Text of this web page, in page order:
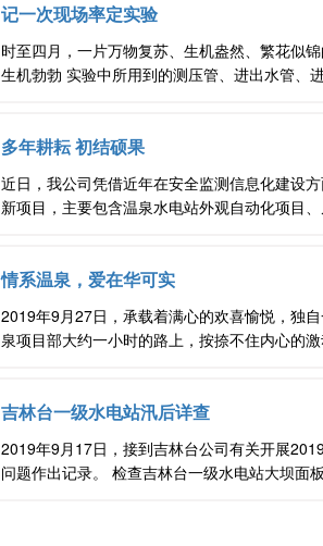
记一次现场率定实验
时至四月，一片万物复苏、生机盎然、繁花似
生机勃勃 实验中所用到的测压管、进出水管、
多年耕耘 初结硕果
近日，我公司凭借近年在安全监测信息化建设
新项目，主要包含温泉水电站外观自动化项目
情系温泉，爱在华可实
2019年9月27日，承载着满心的欢喜愉悦，独
泉项目部大约一小时的路上，按捺不住内心的
吉林台一级水电站汛后详查
2019年9月17日，接到吉林台公司有关开展
问题作出记录。 检查吉林台一级水电站大坝面